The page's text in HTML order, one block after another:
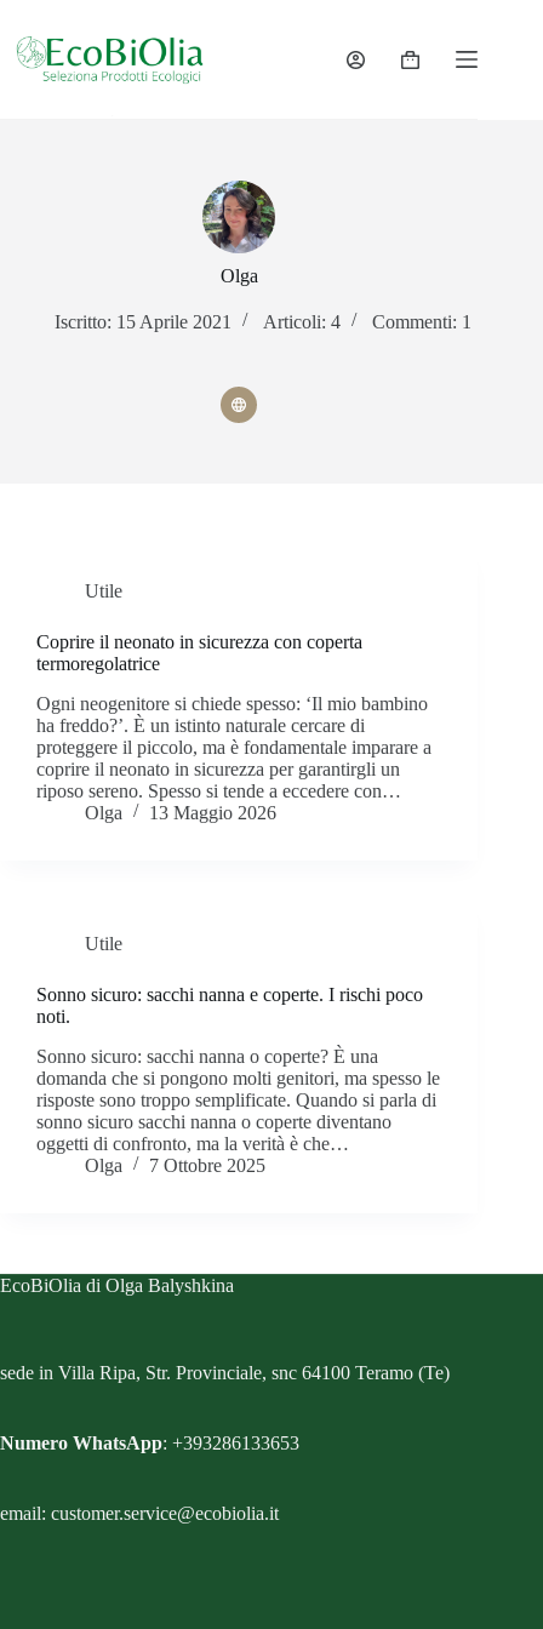
contenuto
Carrello
Olga
Iscritto: 15 Aprile 2021 Articoli: 4 Commenti: 1
Utile
Coprire il neonato in sicurezza con coperta
termoregolatrice
Ogni neogenitore si chiede spesso: ‘Il mio bambino
ha freddo?’. È un istinto naturale cercare di
proteggere il piccolo, ma è fondamentale imparare a
coprire il neonato in sicurezza per garantirgli un
riposo sereno. Spesso si tende a eccedere con…
Olga
13 Maggio 2026
Utile
Sonno sicuro: sacchi nanna e coperte. I rischi poco
noti.
Sonno sicuro: sacchi nanna o coperte? È una
domanda che si pongono molti genitori, ma spesso le
risposte sono troppo semplificate. Quando si parla di
sonno sicuro sacchi nanna o coperte diventano
oggetti di confronto, ma la verità è che…
Olga
7 Ottobre 2025
EcoBiOlia di Olga Balyshkina
sede in Villa Ripa, Str. Provinciale, snc 64100 Teramo (Te)
Numero WhatsApp: +393286133653
email: customer.service@ecobiolia.it